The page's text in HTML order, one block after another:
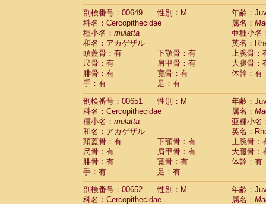
剖検番号：00649
性別：M
年齢：
科名：Cercopithecidae
属名：
種小名： mulatta
亜種小名
和名：アカゲザル
英名：
頭蓋骨：有
下顎骨：有
上腕骨：
尺骨：有
肩甲骨：有
大腿骨：
腓骨：有
寛骨：有
体幹：有
手：有
足：有
剖検番号：00651
性別：M
年齢：
科名：Cercopithecidae
属名：
種小名： mulatta
亜種小名
和名：アカゲザル
英名：
頭蓋骨：有
下顎骨：有
上腕骨：
尺骨：有
肩甲骨：有
大腿骨：
腓骨：有
寛骨：有
体幹：有
手：有
足：有
剖検番号：00652
性別：M
年齢：
科名：Cercopithecidae
属名：